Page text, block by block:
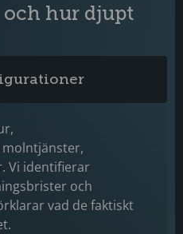
och hur djupt
Vi identifierar
och
vad de faktiskt